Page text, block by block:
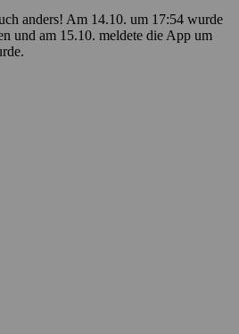
anders! Am 14.10. um 17:54 wurde
und am 15.10. meldete die App um